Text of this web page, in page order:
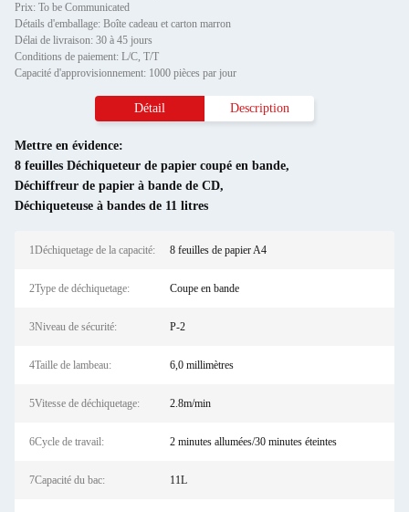
Prix: To be Communicated
Détails d'emballage: Boîte cadeau et carton marron
Délai de livraison: 30 à 45 jours
Conditions de paiement: L/C, T/T
Capacité d'approvisionnement: 1000 pièces par jour
Détail Description
Mettre en évidence:
8 feuilles Déchiqueteur de papier coupé en bande,
Déchiffreur de papier à bande de CD,
Déchiqueteuse à bandes de 11 litres
1Déchiquetage de la capacité: 8 feuilles de papier A4
2Type de déchiquetage: Coupe en bande
3Niveau de sécurité: P-2
4Taille de lambeau: 6,0 millimètres
5Vitesse de déchiquetage: 2.8m/min
6Cycle de travail: 2 minutes allumées/30 minutes éteintes
7Capacité du bac: 11L